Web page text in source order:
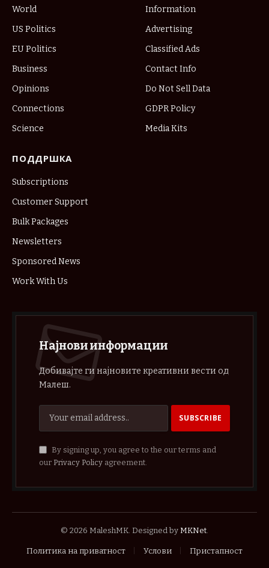
World
US Politics
EU Politics
Business
Opinions
Connections
Science
Information
Advertising
Classified Ads
Contact Info
Do Not Sell Data
GDPR Policy
Media Kits
ПОДДРШКА
Subscriptions
Customer Support
Bulk Packages
Newsletters
Sponsored News
Work With Us
Најнови информации
Добивајте ги најновите креативни вести од
Малеш.
By signing up, you agree to the our terms and
our Privacy Policyagreement.
© 2026 MaleshMK. Designed by MKNet
Политика на приватност Услови Пристапност